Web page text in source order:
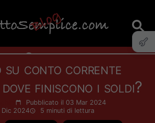
Conti
su conto corrente
finiscono i soldi?
Pubblicato il 03 Mar 2024
2024
5 minuti di lettura